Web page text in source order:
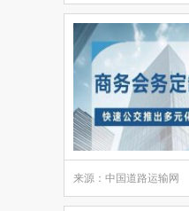
来源：中国道路运输网